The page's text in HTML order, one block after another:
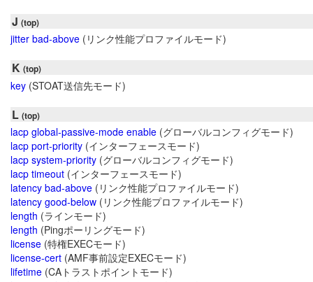
J (top)
jitter bad-above (リンク性能プロファイルモード)
K (top)
key (STOAT送信先モード)
L (top)
lacp global-passive-mode enable (グローバルコンフィグモード)
lacp port-priority (インターフェースモード)
lacp system-priority (グローバルコンフィグモード)
lacp timeout (インターフェースモード)
latency bad-above (リンク性能プロファイルモード)
latency good-below (リンク性能プロファイルモード)
length (ラインモード)
length (Pingポーリングモード)
license (特権EXECモード)
license-cert (AMF事前設定EXECモード)
lifetime (CAトラストポイントモード)